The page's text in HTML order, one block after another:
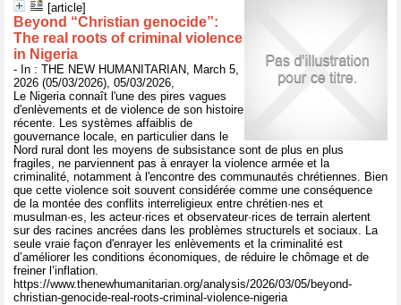
[article]
Beyond “Christian genocide”:
The real roots of criminal violence
in Nigeria
- In : THE NEW HUMANITARIAN, March 5,
2026 (05/03/2026), 05/03/2026,
Le Nigeria connaît l'une des pires vagues
d'enlèvements et de violence de son histoire
récente. Les systèmes affaiblis de
gouvernance locale, en particulier dans le
Nord rural dont les moyens de subsistance sont de plus en plus
fragiles, ne parviennent pas à enrayer la violence armée et la
criminalité, notamment à l'encontre des communautés chrétiennes. Bien
que cette violence soit souvent considérée comme une conséquence
de la montée des conflits interreligieux entre chrétien·nes et
musulman·es, les acteur·rices et observateur·rices de terrain alertent
sur des racines ancrées dans les problèmes structurels et sociaux. La
seule vraie façon d'enrayer les enlèvements et la criminalité est
d’améliorer les conditions économiques, de réduire le chômage et de
freiner l’inflation.
https://www.thenewhumanitarian.org/analysis/2026/03/05/beyond-
christian-genocide-real-roots-criminal-violence-nigeria